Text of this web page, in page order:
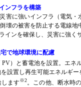
ンフラを構築
害に強いインフラ（電気
壊の被害を防止する電線
インを確保し、災害に強く
で地球環境に配慮
）と蓄電池を設置。エネ
設置し再生可能エネルギ
します※2。この他、断水時